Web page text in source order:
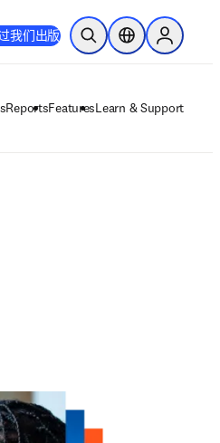
我们出版 开放搜索位置选择器Sign in to
Reports在新的选项卡/窗口中打开
opens in new tab/window
FeaturesLearn & Support